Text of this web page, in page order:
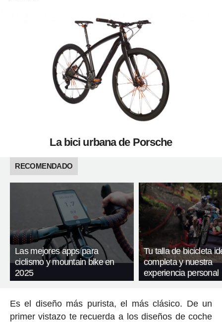
La bici urbana de Porsche
RECOMENDADO
Las mejores apps para
ciclismo y mountain bike en
2025
Tu talla de bicicleta
completa y nuestra
experiencia personal
Es el diseño más purista, el más clásico. De un
primer vistazo te recuerda a los diseños de coche